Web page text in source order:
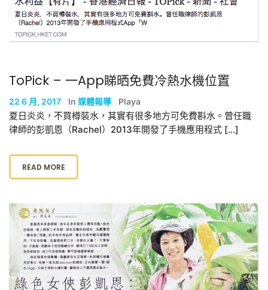
ToPick – 一App睇晒免費冷熱水機位置
22 6 月, 2017 In 媒體報導 Playa
夏日炎炎，不買樽裝水，其實有很多地方可免費斟水。曾任職
律師的彭凱恩（Rachel）2013年開發了手機應用程式 […]
READ MORE